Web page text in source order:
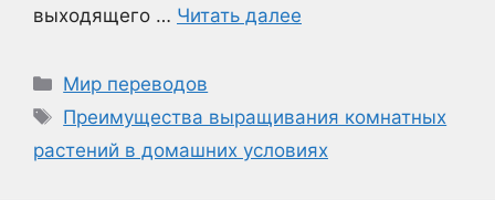
выходящего … Читать далее
Рубрики
Мир переводов
Метки
Преимущества выращивания комнатных
растений в домашних условиях